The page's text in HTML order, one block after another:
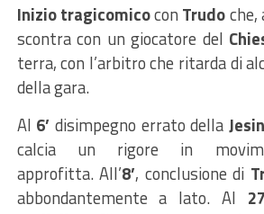
Inizio tragicomicocon Trudoche,
scontra con un giocatore del
terra, con l’arbitro che ritarda di
della gara.
Al 6’ disimpegno errato della
calcia un rigore in
approfitta. All’8’, conclusione di
abbondantemente a lato. Al